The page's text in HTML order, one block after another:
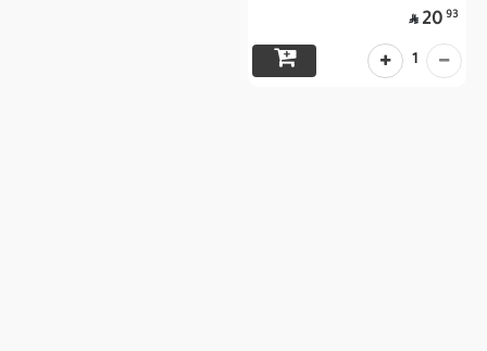
93
20

1